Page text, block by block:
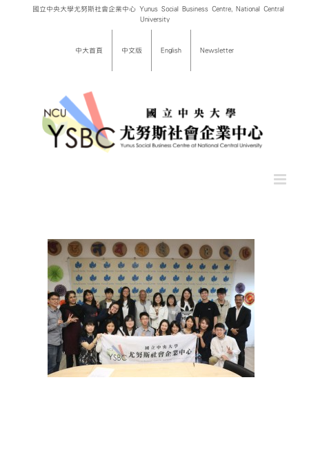
國立中央大學尤努斯社會企業中心 Yunus Social Business Centre, National Central
University
中大首頁 中文版 English Newsletter